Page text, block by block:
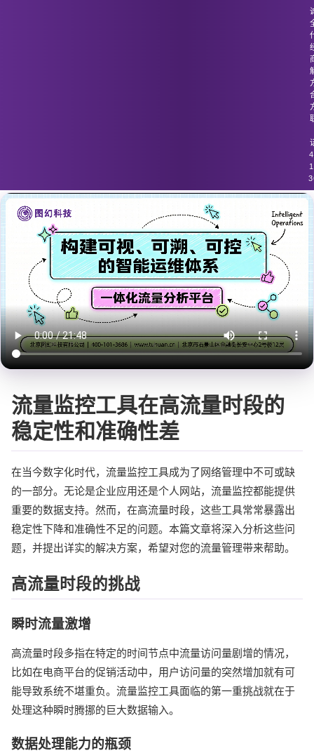
流量监控工具在高流量时段的
稳定性和准确性差
在当今数字化时代，流量监控工具成为了网络管理中不可或缺
的一部分。无论是企业应用还是个人网站，流量监控都能提供
重要的数据支持。然而，在高流量时段，这些工具常常暴露出
稳定性下降和准确性不足的问题。本篇文章将深入分析这些问
题，并提出详实的解决方案，希望对您的流量管理带来帮助。
高流量时段的挑战
瞬时流量激增
高流量时段多指在特定的时间节点中流量访问量剧增的情况，
比如在电商平台的促销活动中，用户访问量的突然增加就有可
能导致系统不堪重负。流量监控工具面临的第一重挑战就在于
处理这种瞬时腾挪的巨大数据输入。
数据处理能力的瓶颈